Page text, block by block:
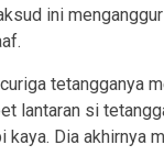
ini
tetangganya
lantaran si
kaya. Dia akhirnya